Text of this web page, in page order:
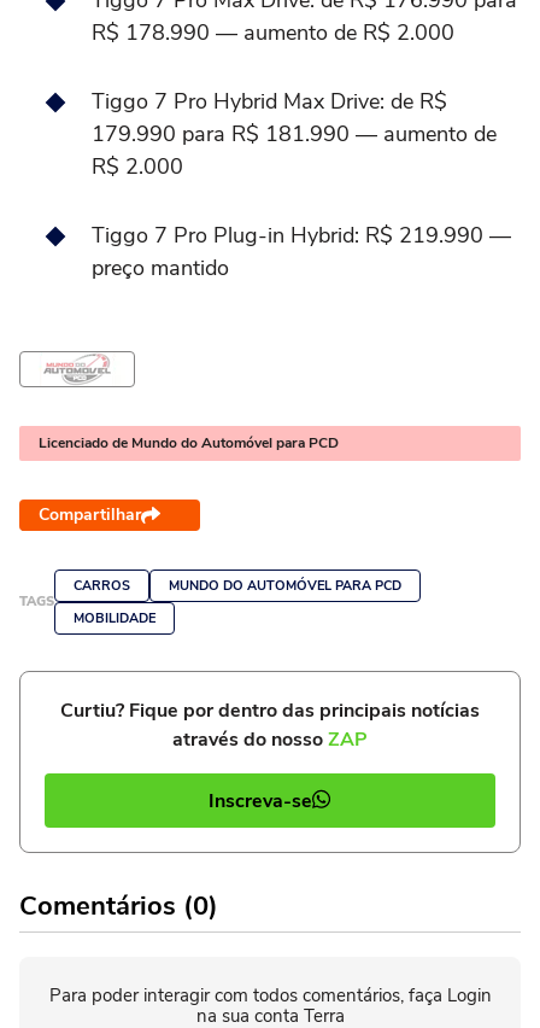
R$ 178.990 — aumento de R$ 2.000
Tiggo 7 Pro Hybrid Max Drive: de R$
179.990 para R$ 181.990 — aumento de
R$ 2.000
Tiggo 7 Pro Plug-in Hybrid: R$ 219.990 —
preço mantido
Licenciado de Mundo do Automóvel para PCD
Compartilhar
TAGS
CARROS
MUNDO DO AUTOMÓVEL PARA PCD
MOBILIDADE
Curtiu? Fique por dentro das principais notícias
através do nossoZAP
Inscreva-se
Comentários (0)
Para poder interagir com todos comentários, faça Login
na sua conta Terra